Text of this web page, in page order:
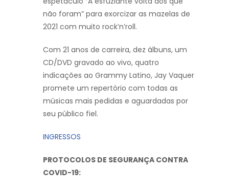
não foram” para exorcizar as mazelas de
2021 com muito rock’n’roll.
Com 21 anos de carreira, dez álbuns, um
CD/DVD gravado ao vivo, quatro
indicações ao Grammy Latino, Jay Vaquer
promete um repertório com todas as
músicas mais pedidas e aguardadas por
seu público fiel.
INGRESSOS
PROTOCOLOS DE SEGURANÇA CONTRA
COVID-19: